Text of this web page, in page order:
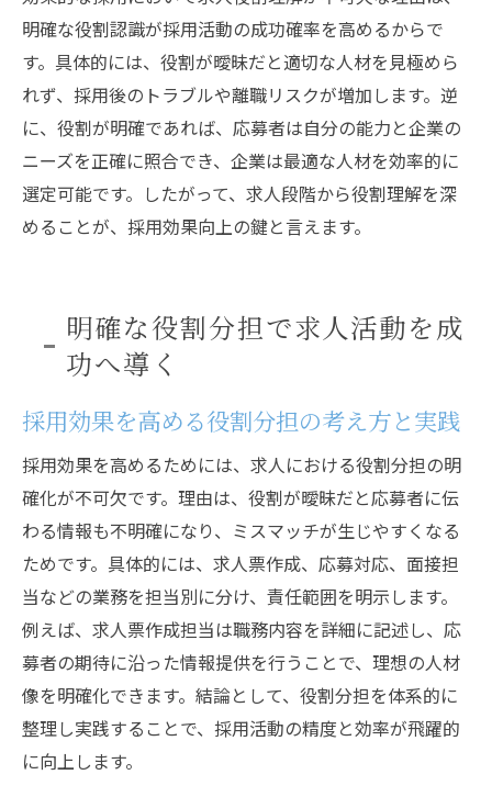
求人票作成時の役割記載ポイントと効果
役割分担の方法と採用現場での活用法
求人活動に役立つ役割把握の工夫を紹介
採用時に役割を確実に伝えるための方法
役割一覧の活用で採用活動を最適化
求人に役割一覧を活かすメリットと効果
採用効果向上に繋がる役割一覧の使い方
採用現場で役割タイプ診断を応用する方法
役割一覧を使った求人最適化のポイント
明確な役割認識が採用活動の成功確率を高めるからで
す。具体的には、役割が曖昧だと適切な人材を見極めら
れず、採用後のトラブルや離職リスクが増加します。逆
に、役割が明確であれば、応募者は自分の能力と企業の
ニーズを正確に照合でき、企業は最適な人材を効率的に
選定可能です。したがって、求人段階から役割理解を深
めることが、採用効果向上の鍵と言えます。
明確な役割分担で求人活動を成
功へ導く
採用効果を高める役割分担の考え方と実践
採用効果を高めるためには、求人における役割分担の明
確化が不可欠です。理由は、役割が曖昧だと応募者に伝
わる情報も不明確になり、ミスマッチが生じやすくなる
ためです。具体的には、求人票作成、応募対応、面接担
当などの業務を担当別に分け、責任範囲を明示します。
例えば、求人票作成担当は職務内容を詳細に記述し、応
募者の期待に沿った情報提供を行うことで、理想の人材
像を明確化できます。結論として、役割分担を体系的に
整理し実践することで、採用活動の精度と効率が飛躍的
に向上します。